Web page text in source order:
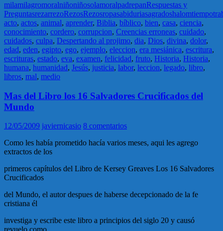
milamilagromoralniñoniñosolamoralpadrepanRespuestas y
PreguntasrezarrezoRezosRezosropasabiduriasagradoshalomtiempo
acto, actos, animal, aprender, Biblia, bíblico, bien, casa, ciencia,
conocimiento, cordero, corrupcion, Creencias erroneas, cuidado,
cuidados, culpa, Despertando al projimo, dia, Dios, divina, dolor,
edad, eden, egipto, ego, ejemplo, eleccion, era mesiánica, escritura,
escrituras, estado, eva, examen, felicidad, fruto, Historia, Historia,
humana, humanidad, Jesús, justicia, labor, leccion, legado, libro,
libros, mal, medio
Mas del Libro los 16 Salvadores Crucificados del
Mundo
12/05/2009 javiernicasio 8 comentarios
Como les había prometido hacía varios meses, aqui les agrego
extractos de los
primeros capítulos del Libro de Kersey Greaves Los 16 Salvadores
Crucificados
del Mundo, el autor despues de haberse decepcionado de la fe
cristiana él
investiga y escribe este libro a principios del siglo 20 y causó